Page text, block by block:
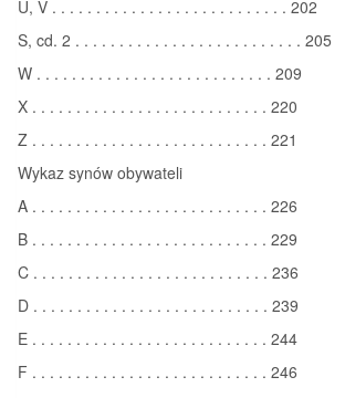
U, V . . . . . . . . . . . . . . . . . . . . . . . . . . . 202
S, cd. 2 . . . . . . . . . . . . . . . . . . . . . . . . . . 205
W . . . . . . . . . . . . . . . . . . . . . . . . . . . 209
X . . . . . . . . . . . . . . . . . . . . . . . . . . . 220
Z . . . . . . . . . . . . . . . . . . . . . . . . . . . 221
Wykaz synów obywateli
A . . . . . . . . . . . . . . . . . . . . . . . . . . . 226
B . . . . . . . . . . . . . . . . . . . . . . . . . . . 229
C . . . . . . . . . . . . . . . . . . . . . . . . . . . 236
D . . . . . . . . . . . . . . . . . . . . . . . . . . . 239
E . . . . . . . . . . . . . . . . . . . . . . . . . . . 244
F . . . . . . . . . . . . . . . . . . . . . . . . . . . 246